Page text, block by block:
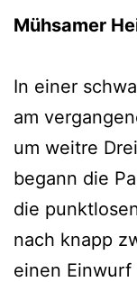
Mühsamer
In einer
am
um weitre
begann die
die
nach knapp
einen Einwurf